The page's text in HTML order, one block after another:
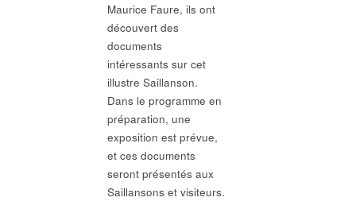
Maurice Faure, ils ont
découvert des
documents
intéressants sur cet
illustre Saillanson.
Dans le programme en
préparation, une
exposition est prévue,
et ces documents
seront présentés aux
Saillansons et visiteurs.